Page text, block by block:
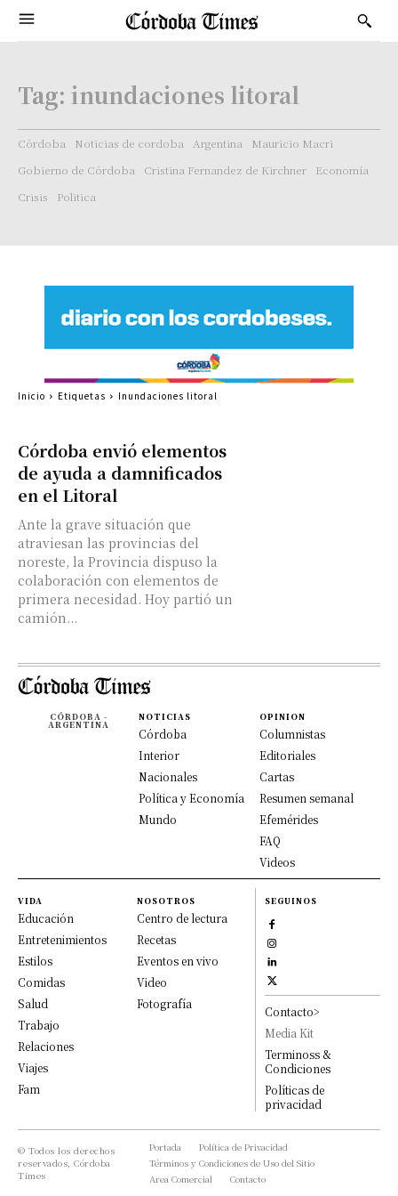
Tag: inundaciones litoral
Córdoba Noticias de cordoba Argentina
Mauricio Macri
Gobierno de Córdoba
Cristina Fernandez de Kirchner
Economía
Crisis
Politica
Córdoba envió elementos
de ayuda a damnificados
en el Litoral
Ante la grave situación que
atraviesan las provincias del
noreste, la Provincia dispuso la
colaboración con elementos de
primera necesidad. Hoy partió un
camión...
Inicio Etiquetas Inundaciones litoral
CÓRDOBA -
ARGENTINA
NOTICIAS
Córdoba
Interior
Nacionales
Política y Economía
Mundo
OPINION
Columnistas
Editoriales
Cartas
Resumen semanal
Efemérides
FAQ
Videos
VIDA
Educación
Entretenimientos
Estilos
Comidas
Salud
Trabajo
Relaciones
Viajes
Fam
NOSOTROS
Centro de lectura
Recetas
Eventos en vivo
Video
Fotografía
SEGUINOS
Contacto>
Media Kit
Terminoss &
Condiciones
Políticas de
privacidad
© Todos los derechos
reservados, Córdoba
Times
Portada
Política de Privacidad
Términos y Condiciones de Uso del Sitio
Area Comercial
Contacto